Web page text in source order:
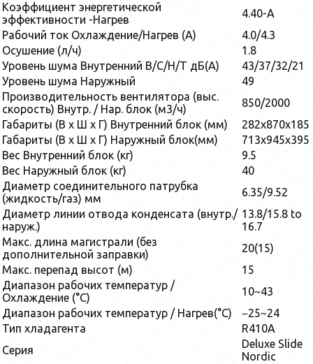
Коэффициент энергетической
эффективности -Нагрев
4.40-A
Рабочий ток Охлаждение/Нагрев (A)
4.0/4.3
Осушение (л/ч)
1.8
Уровень шума Внутренний В/С/Н/Т дБ(А)
43/37/32/21
Уровень шума Наружный
49
Производительность вентилятора (выс.
скорость) Внутр. / Нар. блок (м3/ч)
850/2000
Габариты (В x Ш x Г) Внутренний блок (мм)
282x870x185
Габариты (В x Ш x Г) Наружный блок(мм)
713x945x395
Вес Внутренний блок (кг)
9.5
Вес Наружный блок (кг)
40
Диаметр соединительного патрубка
(жидкость/газ) мм
6.35/9.52
Диаметр линии отвода конденсата (внутр./
наруж.)
13.8/15.8 to
16.7
Макс. длина магистрали (без
дополнительной заправки)
20(15)
Макс. перепад высот (м)
15
Диапазон рабочих температур /
Охлаждение (°C)
10~43
Диапазон рабочих температур / Нагрев(°C)
−25~24
Тип хладагента
R410A
Серия
Deluxe Slide
Nordic